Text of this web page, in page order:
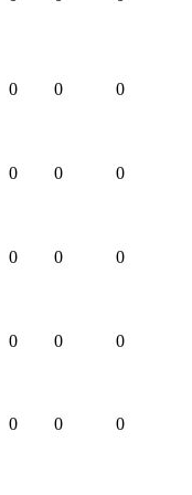
0 0 0
0 0 0
0 0 0
0 0 0
0 0 0